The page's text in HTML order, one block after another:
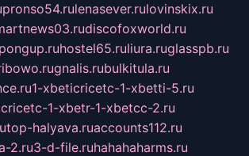
pronso54.rulenasever.rulovinskix.ru
discofoxworld.ru
pongup.ruhostel65.ruliura.ruglasspb.ru
gnalis.rubulkitula.ru
1-xbeticricetc-1-xbetti-5.ru
cricetc-1-xbetr-1-xbetcc-2.ru
top-halyava.ruaccounts112.ru
2.ru3-d-file.ruhahahaharms.ru